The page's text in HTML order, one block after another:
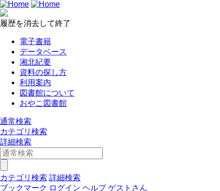
履歴を消去して終了
電子書籍
データベース
湘北紀要
資料の探し方
利用案内
図書館について
おやこ図書館
通常検索
カテゴリ検索
詳細検索
カテゴリ検索 詳細検索
ブックマーク ログイン ヘルプ ゲストさん